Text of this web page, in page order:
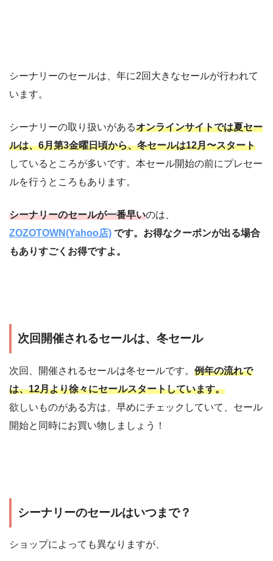
シーナリーのセールは、年に2回大きなセールが行われて
います。
シーナリーの取り扱いがあるオンラインサイトでは夏セー
ルは、6月第3金曜日頃から、冬セールは12月〜スタート
しているところが多いです。本セール開始の前にプレセー
ルを行うところもあります。
シーナリーのセールが一番早いのは、
ZOZOTOWN(Yahoo店) です。お得なクーポンが出る場合
もありすごくお得ですよ。
次回開催されるセールは、冬セール
次回、開催されるセールは冬セールです。 例年の流れで
は、12月より徐々にセールスタートしています。
欲しいものがある方は、早めにチェックしていて、セール
開始と同時にお買い物しましょう！
シーナリーのセールはいつまで？
ショップによっても異なりますが、